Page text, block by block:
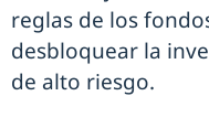
reglas de los
desbloquear la
de alto riesgo.